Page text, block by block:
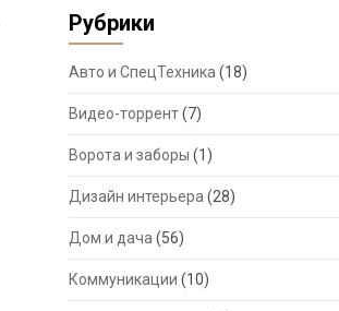
Рубрики
Авто и СпецТехника (18)
Видео-торрент(7)
Ворота и заборы (1)
Дизайн интерьера (28)
Дом и дача (56)
Коммуникации (10)